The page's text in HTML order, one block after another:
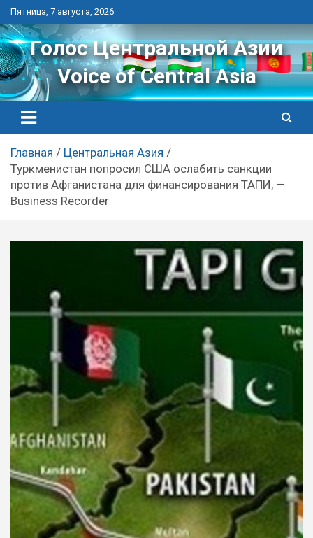
Перейти
к
контенту
Пятница, 7 августа, 2026
Голос Центральной Азии
Voice of Central Asia
Главная
Центральная Азия
Туркменистан попросил США ослабить санкции
против Афганистана для финансирования ТАПИ, —
Business Recorder